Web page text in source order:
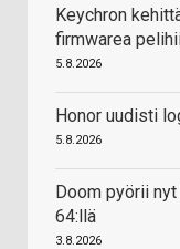
Keychron
firmwarea
5.8.2026
Honor uudisti
5.8.2026
Doom pyörii
64:llä
3.8.2026